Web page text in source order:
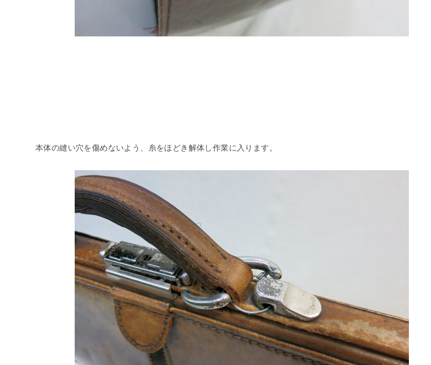
本体の縫い穴を傷めないよう、糸をほどき解体し作業に入ります。